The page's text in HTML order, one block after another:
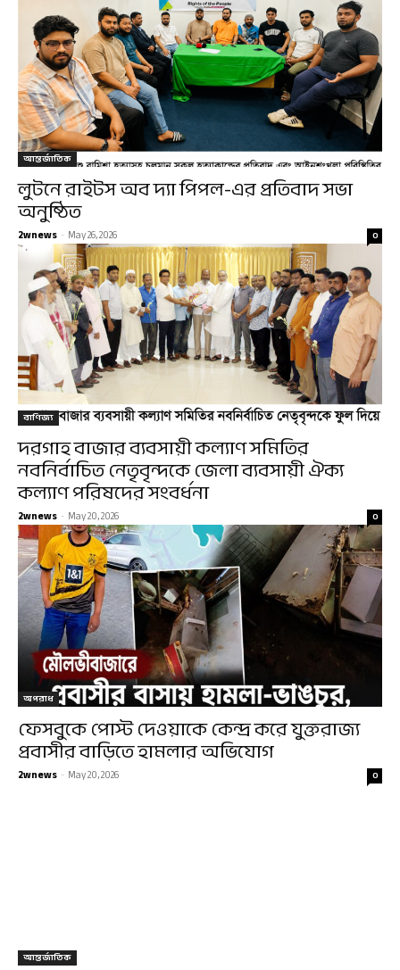
আন্তর্জাতিক
লুটনে রাইটস অব দ্যা পিপল-এর প্রতিবাদ সভা
অনুষ্ঠিত
2wnews - May 26, 2026 0
বাণিজ্য
দরগাহ বাজার ব্যবসায়ী কল্যাণ সমিতির
নবনির্বাচিত নেতৃবৃন্দকে জেলা ব্যবসায়ী ঐক্য
কল্যাণ পরিষদের সংবর্ধনা
2wnews - May 20, 2026 0
অপরাধ
ফেসবুকে পোস্ট দেওয়াকে কেন্দ্র করে যুক্তরাজ্য
প্রবাসীর বাড়িতে হামলার অভিযোগ
2wnews - May 20, 2026 0
আন্তর্জাতিক